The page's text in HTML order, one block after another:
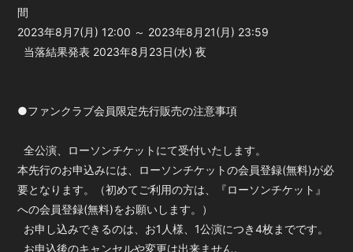
間
2023年8月7(月) 12:00 ～ 2023年8月21(月) 23:59
当落結果発表 2023年8月23日(水) 夜
●ファンクラブ会員限定先行販売の注意事項
全公演、ローソンチケットにて受付いたします。
本先行のお申込みには、ローソンチケットの会員登録(無料)が必
要となります。（初めてご利用の方は、『ローソンチケット』
への会員登録(無料)をお願いします。）
お申し込みできるのは、お1人様、1公演につき4枚までです。
お申込後のキャンセルや変更は出来ません。